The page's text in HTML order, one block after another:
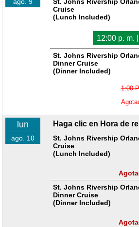
ago. 9
St. Johns Rivership
Cruise
(Lunch Included)
12:00 p. m.
St. Johns Rivership
Dinner Cruise
(Dinner Included)
1:00
lun
ago. 10
Haga clic en Hora de
St. Johns Rivership
Cruise
(Lunch Included)
St. Johns Rivership
Dinner Cruise
(Dinner Included)